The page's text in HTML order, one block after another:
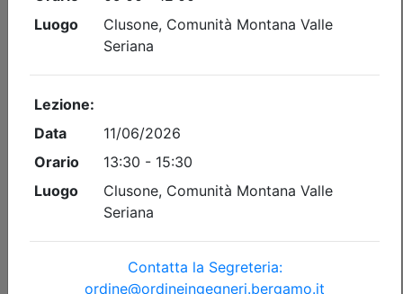
Ordine degli Ingegneri della provincia di Bergamo
UNIVERSITÈ D’ÈTÈ. DIRITTO AL
PAESAGGIO
15/09/2026
seminario